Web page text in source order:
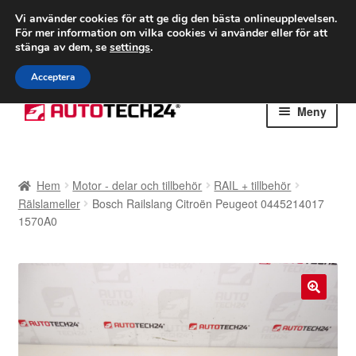
FRAKT från 75 kr
Världsomspännande frakt
Ring 766 924 713
Hoppa
till
Hoppa
till
Meny
Betalningar
Kolla upp
Hem Motor - delar och tillbehör
RAIL + tillbehör
Rälslameller
Bosch Railslang Citroën Peugeot 0445214017
1570A0
Vi använder cookies för att ge dig den bästa onlineupplevelsen.
För mer information om vilka cookies vi använder eller för att
stänga av dem, se settings.
Acceptera